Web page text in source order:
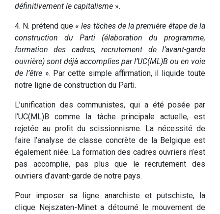
définitivement le capitalisme ».
4. N. prétend que «les tâches de la première étape de la
construction du Parti (élaboration du programme,
formation des cadres, recrutement de l’avant-garde
ouvrière) sont déjà accomplies par l’UC(ML)B ou en voie
de l’être». Par cette simple affirmation, il liquide toute
notre ligne de construction du Parti.
L’unification des communistes, qui a été posée par
l’UC(ML)B comme la tâche principale actuelle, est
rejetée au profit du scissionnisme. La nécessité de
faire l’analyse de classe concrète de la Belgique est
également niée. La formation des cadres ouvriers n’est
pas accomplie, pas plus que le recrutement des
ouvriers d’avant-garde de notre pays.
Pour imposer sa ligne anarchiste et putschiste, la
clique Nejszaten-Minet a détourné le mouvement de